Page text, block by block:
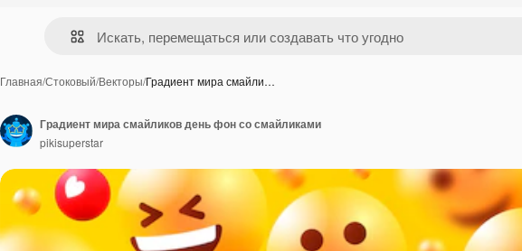
Главная/Стоковый/Векторы/Градиент мира смайли…
Градиент мира смайликов день фон со смайликами
pikisuperstar